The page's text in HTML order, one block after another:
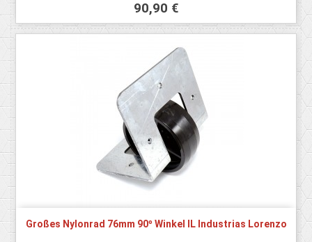
90,90 €
Großes Nylonrad 76mm 90º Winkel IL Industrias Lorenzo